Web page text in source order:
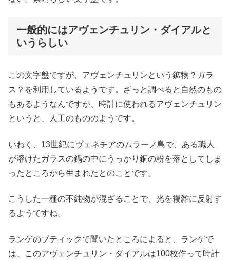
一般的にはアヴェンチュリン・ダイアルと
いうらしい
この文字盤ですが、アヴェンチュリンという鉱物？ガラ
ス？を利用しているようです。ざっと調べると自然のもの
もあるようなんですが、時計に使われるアヴェンチュリン
というと、人工のもののようです。
いわく、13世紀にヴェネチアのムラーノ島で、ある職人
が溶けたガラスの鍋の中にうっかり銅の粉を落としてしま
ったところから生まれたとのことです。
こうした一種の不純物が混ざることで、光を複雑に反射す
るようですね。
ランゲのブティックで聞いたところによると、ランゲで
は、このアヴェンチュリン・ダイアルは100枚作って時計